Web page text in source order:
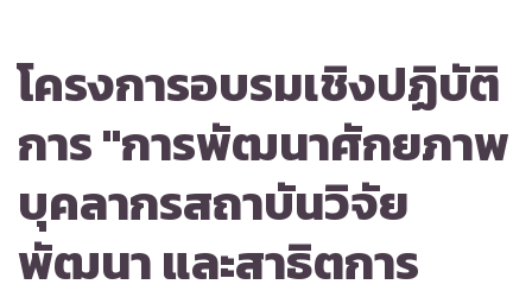
โครงการอบรมเชิงปฏิบัติ
การ "การพัฒนาศักยภาพ
บุคลากรสถาบันวิจัย
พัฒนา และสาธิตการ